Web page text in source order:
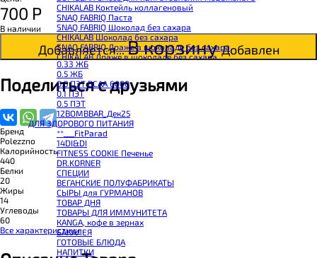
CHIKALAB Коктейль коллагеновый
SNAQ FABRIQ Паста
SNAQ FABRIQ Шоколад без сахара
CHIKALAB Шоколад без сахара
SNAQ FABRIQ Драже в шоколаде без сахара
CHIKALAB Драже в шоколаде без сахара
BOMBBAR Каша овсяная с белком
BOMBBAR Джем низкокалорийный
BOMBBAR Сахарозаменитель
BOMBBAR Паста
CHIKALAB Паста
CHIKALAB Смеси для выпечки
BOMBBAR Смеси для выпечки
BOMBBAR Соус
BOMBBAR Сладкий топпинг
BOMBBAR Макароны без глютена Fusilli
SNAQ FABRIQ Панкейк
BOMBBAR Панкейк протеиновый
CHIKALAB Коктейль витаминно-минеральный VitaWHEY
BOMBBAR Коктейль протеиновый Pro
BOMBBAR Коктейль протеиновый
BOMBBAR Коктейль протеиновый Vegan
BOMBBAR Печенье протеиновое Vegan
SNAQ FABRIQ Печенье глазированное Cookie Nuts
SNAQ FABRIQ Печенье овсяное
BOMBBAR Печенье KETO
0.33 ЖБ
0.5 ЖБ
0.5 ПЭТ ВСАА 6000
0.1 ПЭТ
0.5 ПЭТ
12BOMBBAR_Дек25
ДЛЯ ЗДОРОВОГО ПИТАНИЯ
**___FitParad
14DI&DI
FITNESS COOKIE Печенье
DR.KORNER
СПЕЦИИ
ВЕГАНСКИЕ ПОЛУФАБРИКАТЫ
СЫРЫ для ГУРМАНОВ
TОВАР ДНЯ
TОВАРЫ ДЛЯ ИММУНИТЕТА
КANGA, кофе в зернах
БАКАЛЕЯ
ГОТОВЫЕ БЛЮДА
НАПИТКИ
700 Р
В наличии
Добавляется...В корзинуДобавлен
Поделиться с друзьями
Бренд
Polezzno
Калорийность
440
Белки
20
Жиры
14
Углеводы
60
Все характеристики